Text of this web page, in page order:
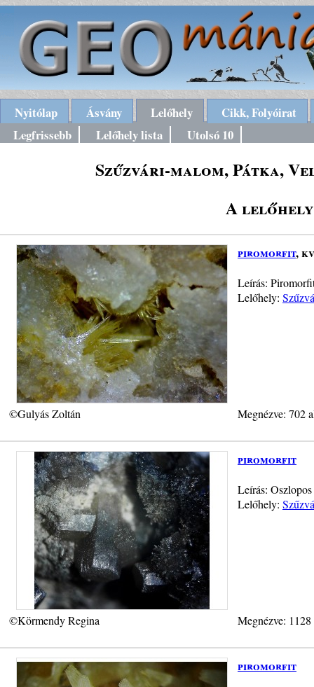
Nyitólap Ásvány Lelőhely
Cikk, Folyóirat
Legfrissebb
Lelőhely lista Utolsó 10
Szűzvári-malom, Pátka,
A lelőhely
piromorfit,
Leírás:
Lelőhely:
©Gulyás Zoltán Megnézve: 702
piromorfit
Leírás:
Lelőhely:
©Körmendy Regina Megnézve:
piromorfit